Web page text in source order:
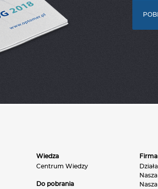
Wiedza
Centrum Wiedzy
Do pobrania
Firma